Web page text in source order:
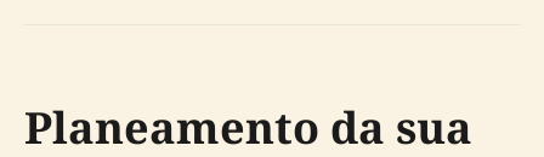
Planeamento da sua